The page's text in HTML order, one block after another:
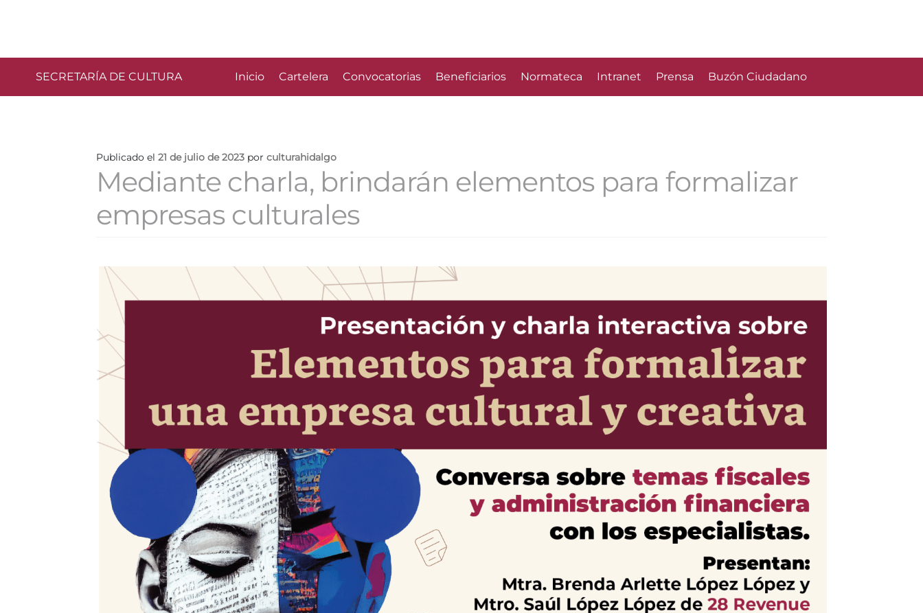
SECRETARÍA DE CULTURA Inicio Cartelera Convocatorias Beneficiarios Normateca Intranet Prensa Buzón Ciudadano
Publicado el21 de julio de 2023 porculturahidalgo
Mediante charla, brindarán elementos para formalizar
empresas culturales